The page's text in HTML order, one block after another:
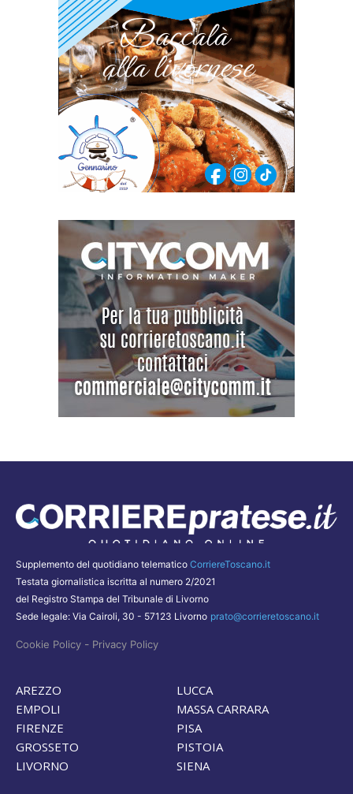
Supplemento del quotidiano telematico CorriereToscano.it
Testata giornalistica iscritta al numero 2/2021
del Registro Stampa del Tribunale di Livorno
Sede legale: Via Cairoli, 30 - 57123 Livorno prato@corrieretoscano.it
Cookie Policy - Privacy Policy
AREZZO
EMPOLI
FIRENZE
GROSSETO
LIVORNO
LUCCA
MASSA CARRARA
PISA
PISTOIA
SIENA